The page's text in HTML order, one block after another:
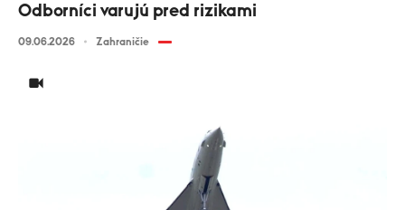
Odborníci varujú pred rizikami
09.06.2026 Zahraničie